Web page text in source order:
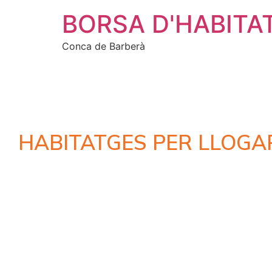
BORSA
Conca de Barberà
HABITATGES PER